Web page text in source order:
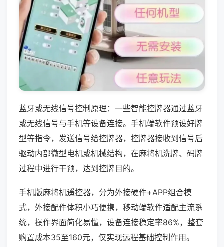
蓝牙或无线信号控制原理：一些智能控牌器通过蓝牙
或无线信号与手机等设备连接。手机端软件预设好牌
型等指令，发送信号给控牌器，控牌器接收到信号后
驱动内部微型电机或机械结构，在麻将机洗牌、码牌
过程中进行干预，达到控牌目的。
手机版麻将机遥控器，分为外接硬件+APP组合模
式，外接配件体积小巧便携，移动端软件适配主流系
统，操作界面简化易懂，设备连接稳定率86%，整套
购置成本35至160元，仅实现远程基础控制作用。